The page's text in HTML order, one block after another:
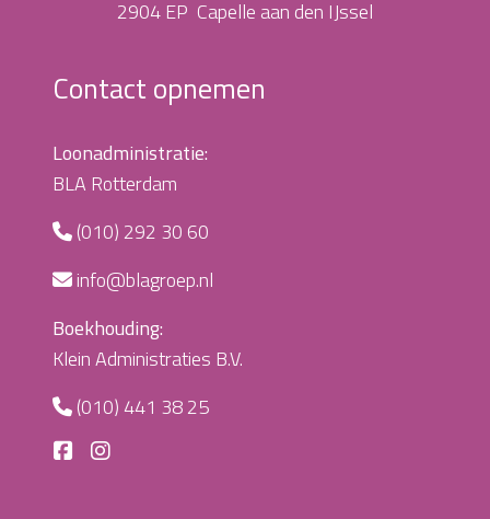
2904 EP Capelle aan den IJssel
Contact opnemen
Loonadministratie:
BLA Rotterdam
(010) 292 30 60
info@blagroep.nl
Boekhouding:
Klein Administraties B.V.
(010) 441 38 25